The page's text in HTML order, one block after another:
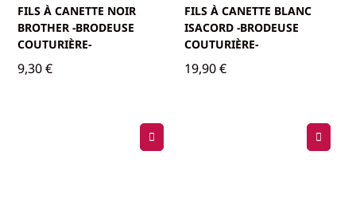
FILS À CANETTE NOIR
BROTHER -BRODEUSE
COUTURIÈRE-
9,30€
FILS À CANETTE BLANC
ISACORD -BRODEUSE
COUTURIÈRE-
19,90€